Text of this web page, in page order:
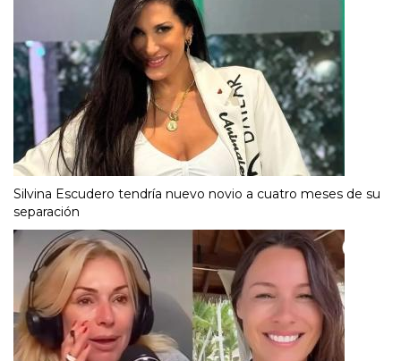
Silvina Escudero tendría nuevo novio a cuatro meses de su
separación